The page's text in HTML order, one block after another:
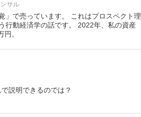
サル
」で売っています。 これはプロスペクト理
行動経済学の話です。 2022年、私の資産
。
説明できるのでは？